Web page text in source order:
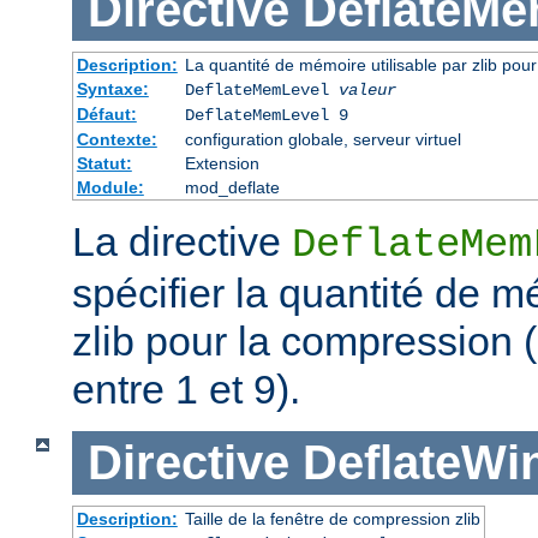
Description: La quantité de mémoire utilisable par zlib
Syntaxe:
DeflateMemLevel valeur
Défaut:
DeflateMemLevel 9
Contexte:
configuration globale, serveur virtuel
Statut:
Extension
Module:
mod_deflate
La directive
spécifier la quantité de
zlib pour la compression
entre 1 et 9).
Directive
Description: Taille de la fenêtre de compression zlib